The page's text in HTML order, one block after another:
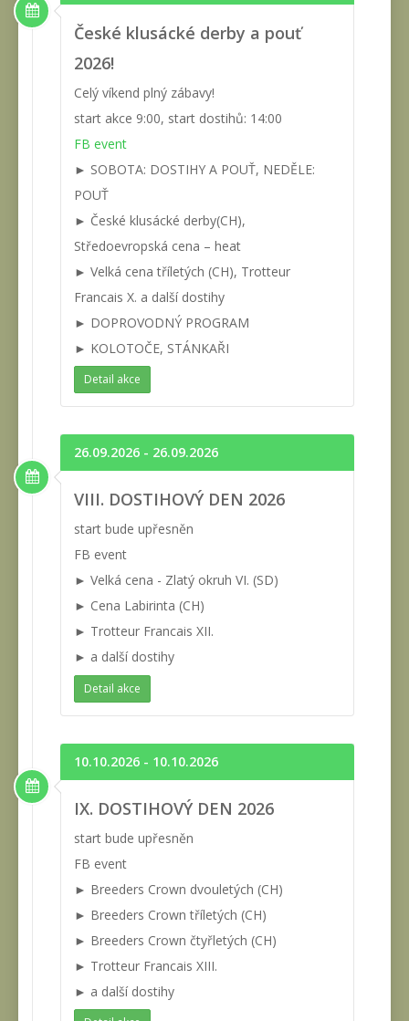
České klusácké derby a pouť
2026!
Celý víkend plný zábavy!
start akce 9:00, start dostihů: 14:00
FB event
► SOBOTA: DOSTIHY A POUŤ, NEDĚLE:
POUŤ
► České klusácké derby(CH),
Středoevropská cena – heat
► Velká cena tříletých (CH), Trotteur
Francais X. a další dostihy
► DOPROVODNÝ PROGRAM
► KOLOTOČE, STÁNKAŘI
Detail akce
26.09.2026 - 26.09.2026
VIII. DOSTIHOVÝ DEN 2026
start bude upřesněn
FB event
► Velká cena - Zlatý okruh VI. (SD)
► Cena Labirinta (CH)
► Trotteur Francais XII.
► a další dostihy
Detail akce
10.10.2026 - 10.10.2026
IX. DOSTIHOVÝ DEN 2026
start bude upřesněn
FB event
► Breeders Crown dvouletých (CH)
► Breeders Crown tříletých (CH)
► Breeders Crown čtyřletých (CH)
► Trotteur Francais XIII.
► a další dostihy